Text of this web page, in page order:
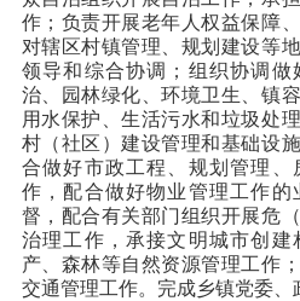
作；负责开展老年人权益保障
对辖区村镇管理、规划建设等
领导和综合协调；组织协调
治、园林绿化、环境卫生、镇
用水保护、生活污水和垃圾处
村（社区）建设管理和基础设
合做好市政工程、规划管理、
作，配合做好物业管理工作的
督，配合有关部门组织开展危
治理工作，承接文明城市创
产、森林等自然资源管理工作
交通管理工作。完成乡镇党委、